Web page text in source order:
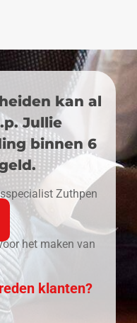
kan al
Jullie
binnen 6
Zuthpen
het maken van
klanten?